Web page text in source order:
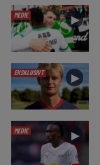
MEDIE ►
EKSKLUSIVT ►
MEDIE ►